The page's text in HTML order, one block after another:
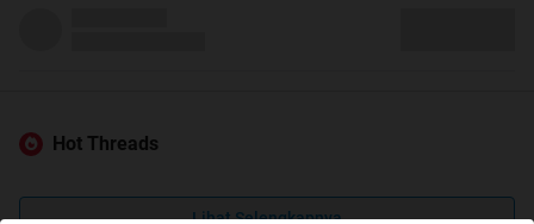
Hot Threads
Lihat Selengkapnya